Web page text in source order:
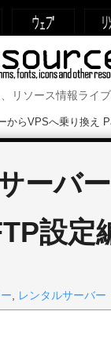
リソース情報ラ
からVPSへ乗り換え
ーバ
設定
, レンタルサーバー